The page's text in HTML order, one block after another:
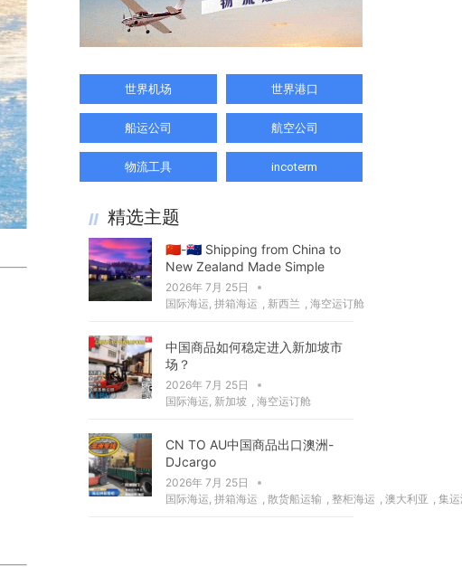
世界机场
船运公司
物流工具
世界港口
航空公司
incoterm
精选主题
🇨🇳-🇳🇿 Shipping from China to
New Zealand Made Simple
2026年 7月 25日
国际海运 拼箱海运 新西兰 海空运订舱
中国商品如何稳定进入新加坡市
场？
2026年 7月 25日
国际海运 新加坡 海空运订舱
CN TO AU中国商品出口澳洲-
DJcargo
2026年 7月 25日
国际海运 拼箱海运 散货船运输 整柜海运 澳大利亚 集